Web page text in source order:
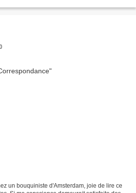
un bouquiniste d'Amsterdam, joie de lire ce